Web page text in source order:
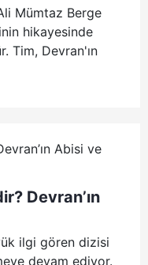
Mümtaz Berge
hikayesinde
Tim, Devran'ın
Devran’ın
ilgi gören dizisi
devam ediyor.